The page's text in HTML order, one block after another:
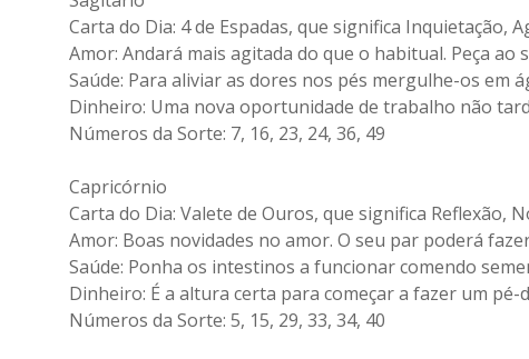
Carta do Dia: 4 de Espadas, que significa Inquietação,
Amor: Andará mais agitada do que o habitual. Peça
Saúde: Para aliviar as dores nos pés mergulhe-os em
Dinheiro: Uma nova oportunidade de trabalho não
Números da Sorte: 7, 16, 23, 24, 36, 49
Capricórnio
Carta do Dia: Valete de Ouros, que significa Reflexão,
Amor: Boas novidades no amor. O seu par poderá
Saúde: Ponha os intestinos a funcionar comendo
Dinheiro: É a altura certa para começar a fazer um pé-
Números da Sorte: 5, 15, 29, 33, 34, 40